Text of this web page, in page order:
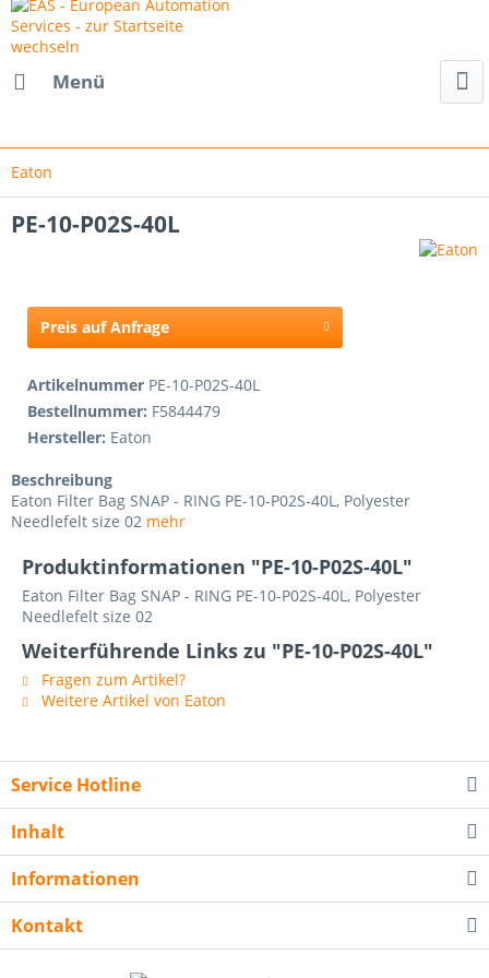
Menü
Eaton
PE-10-P02S-40L
Preis auf Anfrage
Artikelnummer PE-10-P02S-40L
Bestellnummer: F5844479
Hersteller: Eaton
Beschreibung
Eaton Filter Bag SNAP - RING PE-10-P02S-40L, Polyester
Needlefelt size 02 mehr
Produktinformationen "PE-10-P02S-40L"
Eaton Filter Bag SNAP - RING PE-10-P02S-40L, Polyester
Needlefelt size 02
Weiterführende Links zu "PE-10-P02S-40L"
Fragen zum Artikel?
Weitere Artikel von Eaton
Service Hotline
Inhalt
Informationen
Kontakt